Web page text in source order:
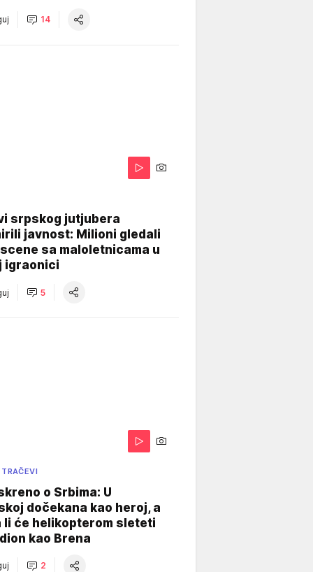
14
srpskog jutjubera
javnost: Milioni gledali
sa maloletnicama u
igraonici
5
o Srbima: U
dočekana kao heroj, a
li će helikopterom sleteti
kao Brena
2